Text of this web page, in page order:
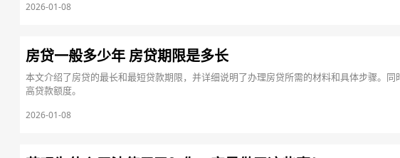
2026-01-08
房贷一般多少年 房贷期限是多长
本文介绍了房贷的最长和最短贷款期限，并详细说明了办理房贷所需的材料和具体步骤。
高贷款额度。
2026-01-08